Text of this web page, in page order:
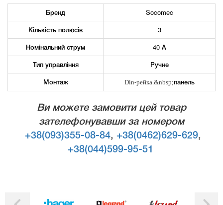
Бренд
Socomec
Кількість полюсів
3
Номінальний струм
40 А
Тип управління
Ручне
Монтаж
Din-рейка.&nbsp;панель
Ви можете замовити цей товар
зателефонувавши за номером
+38(093)355-08-84, +38(0462)629-629,
+38(044)599-95-51